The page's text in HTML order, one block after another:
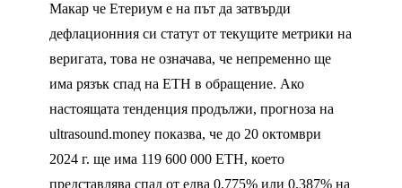
Макар че Етериум е на път да затвърди
дефлационния си статут от текущите метрики на
веригата, това не означава, че непременно ще
има рязък спад на ETH в обращение. Ако
настоящата тенденция продължи, прогноза на
ultrasound.money показва, че до 20 октомври
2024 г. ще има 119 600 000 ETH, което
представлява спад от едва 0,775% или 0,387% на